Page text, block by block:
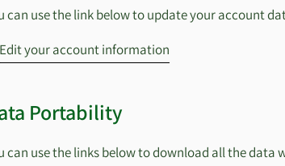
can use the link below to update your account
Edit your account information
Portability
can use the links below to download all the data